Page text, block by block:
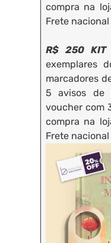
compra na
Frete nacional
R$ 250 KIT
exemplares
marcadores
5 avisos de
voucher com
compra na
Frete nacional